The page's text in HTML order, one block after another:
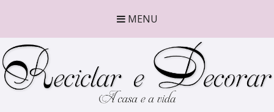
MENU